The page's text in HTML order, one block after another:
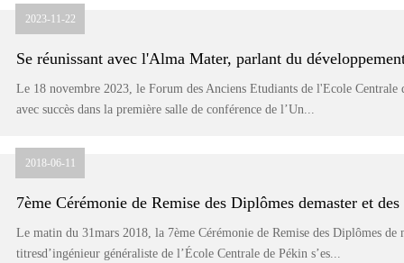
2023-11-22
Le 18 novembre 2023, le Forum des Anciens Etudiants de l'Ecole Centrale
avec succès dans la première salle de conférence de l’Un...
2018-06-11
Le matin du 31mars 2018, la 7ème Cérémonie de Remise des Diplômes de
titresd’ingénieur généraliste de l’École Centrale de Pékin s’es...